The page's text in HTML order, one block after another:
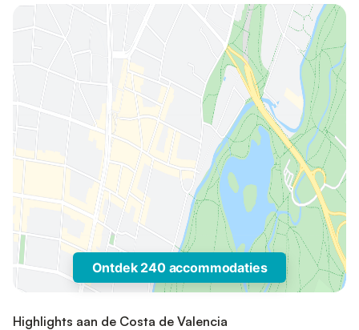
Ontdek 240 accommodaties
Highlights aan de Costa de Valencia